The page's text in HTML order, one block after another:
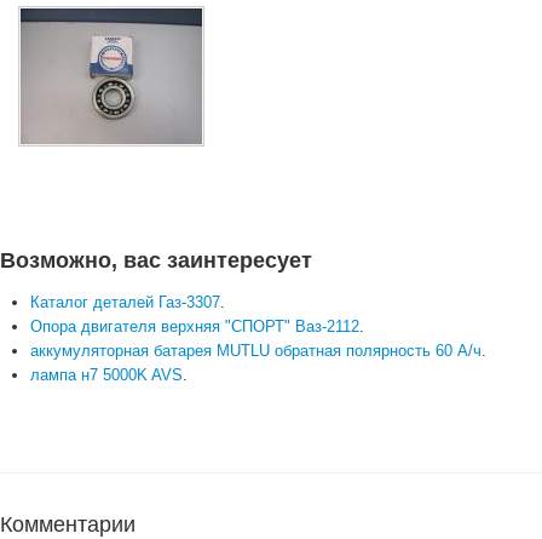
Возможно, вас заинтересует
Каталог деталей Газ-3307.
Опора двигателя верхняя "СПОРТ" Ваз-2112.
аккумуляторная батарея MUTLU обратная полярность 60 А/ч.
лампа н7 5000K AVS.
Комментарии